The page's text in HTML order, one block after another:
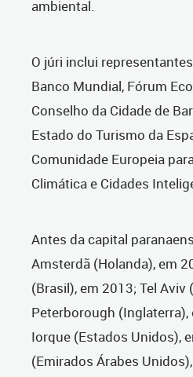
ambiental.
O júri inclui
Banco Mundial, Fórum
Conselho da Cidade de
Estado do Turismo da
Comunidade Europeia
Climática e Cidades
Antes da capital
Amsterdã (Holanda), em
(Brasil), em 2013; Tel Aviv
Peterborough (Inglaterra),
Iorque (Estados Unidos),
(Emirados Árabes